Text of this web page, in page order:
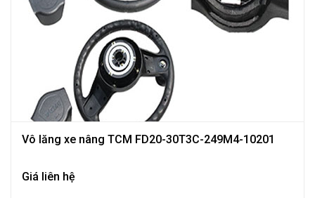
Vô lăng xe nâng TCM FD20-30T3C-249M4-10201
Giá liên hệ